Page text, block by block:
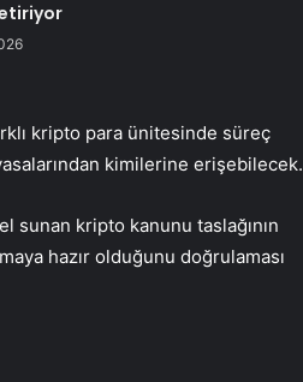
kripto para ünitesinde süreç
kimilerine erişebilecek.
sunan kripto kanunu taslağının
hazır olduğunu doğrulaması